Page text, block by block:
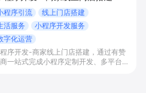
程序引流
线上门店搭建
活服务
小程序开发服务
字化运营
序开发-商家线上门店搭建，通过有赞
一站式完成小程序定制开发、多平台联